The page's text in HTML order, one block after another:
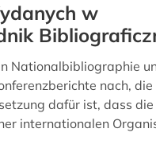
w
Nationalbibliographie
nach, die
dafür ist, dass die
internationalen